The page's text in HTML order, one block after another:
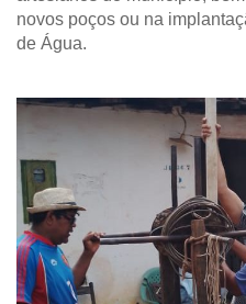
novos poços ou na
de Água.